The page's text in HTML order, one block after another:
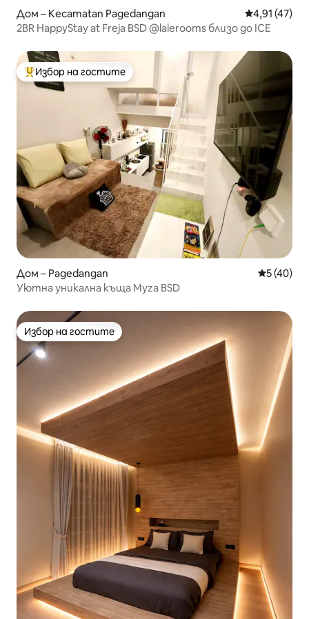
Дом – Kecamatan Pagedangan Средна
4,91 (47)
2BR HappyStay at Freja BSD @lalerooms близо до ICE
Най-популярен избор на гостите
Избор на гостите
Дом – Pagedangan Средна
5 (40)
Уютна уникална къща Myza BSD
Избор на гостите
Избор на гостите